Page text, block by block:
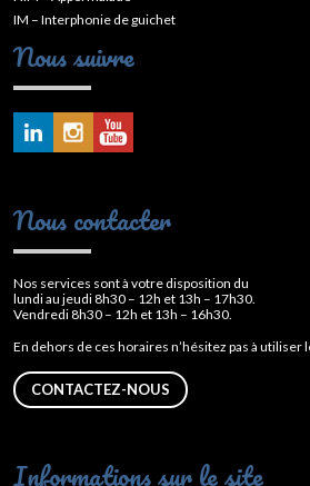
IM – Interphonie de guichet
Nous suivre
Nous contacter
Nos services sont à votre disposition du
lundi au jeudi 8h30 – 12h et 13h – 17h30.
Vendredi 8h30 – 12h et 13h – 16h30.
En dehors de ces horaires n’hésitez pas à
CONTACTEZ-NOUS
Informations sur le site